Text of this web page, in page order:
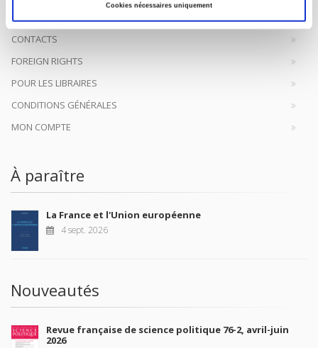
Cookies nécessaires uniquement
CONTACTS
FOREIGN RIGHTS
POUR LES LIBRAIRES
CONDITIONS GÉNÉRALES
MON COMPTE
À paraître
La France et l'Union européenne
4 sept. 2026
Nouveautés
Revue française de science politique 76-2, avril-juin
2026